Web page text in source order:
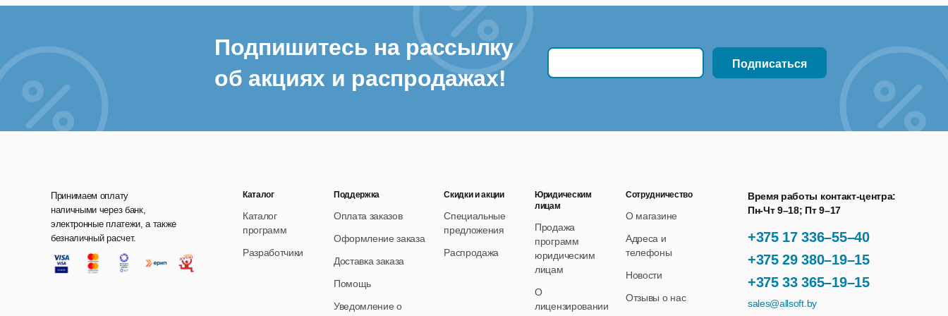
Подпишитесь на рассылку
об акциях и распродажах!
Принимаем оплату
наличными через банк,
электронные платежи, а также
безналичный расчет.
+375 17 336–55–40
+375 29 380–19–15
+375 33 365–19–15
Время работы контакт-центра:
Пн-Чт 9–18; Пт 9–17
sales@allsoft.by
Каталог
Каталог
программ
Разработчики
Поддержка
Оплата заказов
Оформление заказа
Доставка заказа
Помощь
Уведомление о
Скидки и акции
Специальные
предложения
Распродажа
Юридическим
лицам
Продажа
программ
юридическим
лицам
О
лицензировании
Сотрудничество
О магазине
Адреса и
телефоны
Новости
Отзывы о нас